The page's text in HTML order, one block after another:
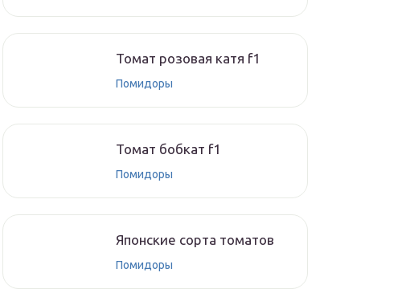
Томат розовая катя f1
Помидоры
Томат бобкат f1
Помидоры
Японские сорта томатов
Помидоры